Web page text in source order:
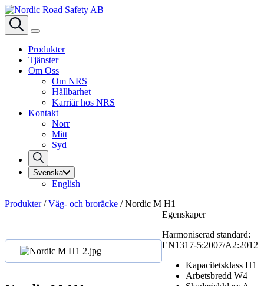
Produkter
Tjänster
Om Oss
Om NRS
Hållbarhet
Karriär hos NRS
Kontakt
Norr
Mitt
Syd
Svenska
English
Produkter /Väg- och broräcke /Nordic M H1
Egenskaper
Harmoniserad standard:
EN1317‑5:2007/A2:2012
Kapacitetsklass H1
Arbetsbredd W4